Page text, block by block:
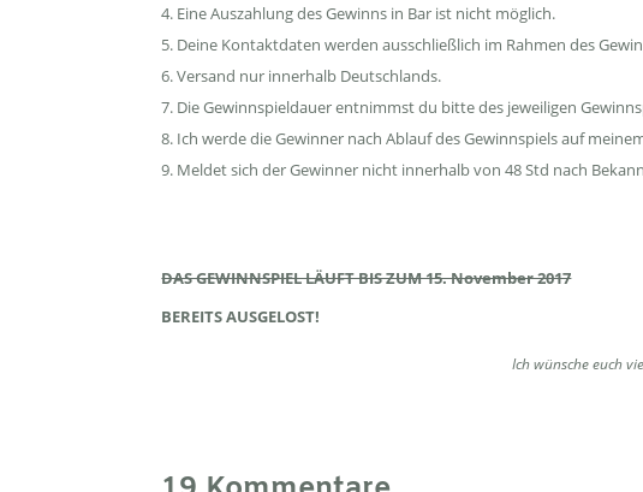
Eine Auszahlung des Gewinns in Bar ist nicht möglich.
Deine Kontaktdaten werden ausschließlich im Rahmen des
Versand nur innerhalb Deutschlands.
Die Gewinnspieldauer entnimmst du bitte des jeweiligen
Ich werde die Gewinner nach Ablauf des Gewinnspiels auf
Meldet sich der Gewinner nicht innerhalb von 48 Std nach
DAS GEWINNSPIEL LÄUFT BIS ZUM 15. November 2017
BEREITS AUSGELOST!
Ich wünsche euch